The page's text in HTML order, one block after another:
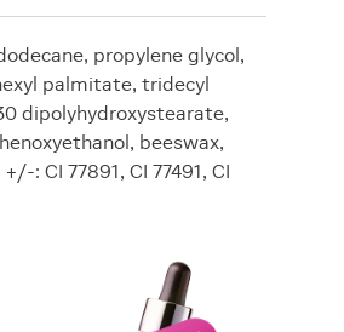
propylene glycol,
palmitate, tridecyl
dipolyhydroxystearate,
beeswax,
: CI 77891, CI 77491, CI